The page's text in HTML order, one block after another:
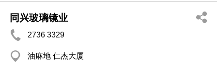
同兴玻璃镜业
2736 3329
油麻地 仁杰大厦